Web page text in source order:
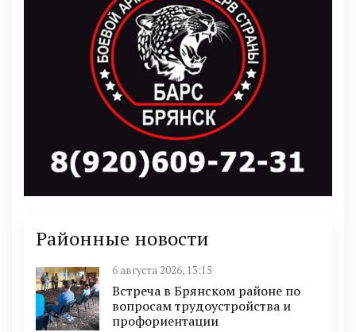
Районные новости
6 августа 2026, 13:15
Встреча в Брянском районе по
вопросам трудоустройства и
профориентации